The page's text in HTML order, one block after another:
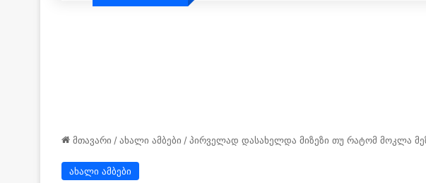
მთავარი /ახალი ამბები /პირველად დასახელდა მიზეზი თუ რატომ მოკლა
ახალი ამბები